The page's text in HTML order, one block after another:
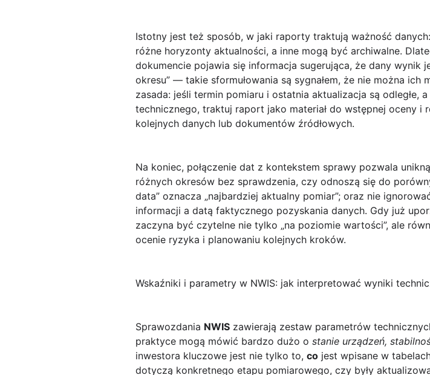
Istotny jest też sposób, w jaki raporty traktują ważność
różne horyzonty aktualności, a inne mogą być archiwalne.
dokumencie pojawia się informacja sugerująca, że dany wynik
okresu” — takie sformułowania są sygnałem, że nie można ich
zasada: jeśli termin pomiaru i ostatnia aktualizacja są odległe,
technicznego, traktuj raport jako materiał do wstępnej oceny i
kolejnych danych lub dokumentów źródłowych.
Na koniec, połączenie dat z kontekstem sprawy pozwala
różnych okresów bez sprawdzenia, czy odnoszą się do
data” oznacza „najbardziej aktualny pomiar”; oraz nie
informacji a datą faktycznego pozyskania danych. Gdy już
zaczyna być czytelne nie tylko „na poziomie wartości”, ale
ocenie ryzyka i planowaniu kolejnych kroków.
Wskaźniki i parametry w NWIS: jak interpretować wyniki
Sprawozdania NWIS zawierają zestaw parametrów
praktyce mogą mówić bardzo dużo o stanie urządzeń,
inwestora kluczowe jest nie tylko to, co jest wpisane w
dotyczą konkretnego etapu pomiarowego, czy były